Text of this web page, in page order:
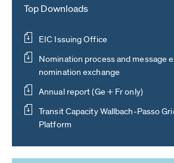
Top Downloads
EIC Issuing Office
Nomination process and message
nomination exchange
Annual report (Ge + Fr only)
Transit Capacity Wallbach-Passo
Platform